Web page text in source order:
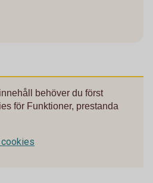
behöver du först
för Funktioner, prestanda
cookies